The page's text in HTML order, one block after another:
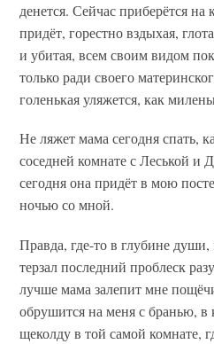
денется. Сейчас приберётся
придёт, горестно вздыхая,
и убитая, всем своим видом
только ради своего
голенькая уляжется, как
Не ляжет мама сегодня спать,
соседней комнате с Леськой и
сегодня она придёт в мою
ночью со мной.
Правда, где-то в глубине души,
терзал последний проблеск
лучше мама залепит мне
обрушится на меня с бранью, в
щеколду в той самой комнате,